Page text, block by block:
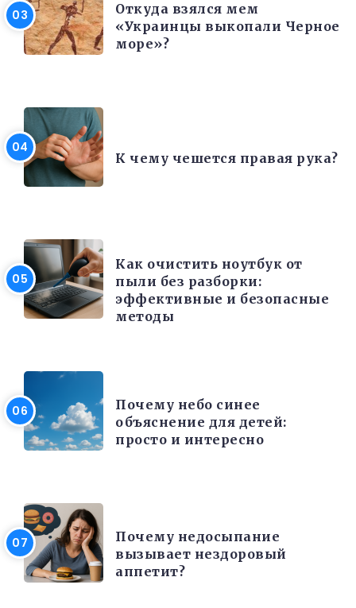
Откуда взялся мем
«Украинцы выкопали Черное
море»?
К чему чешется правая рука?
Как очистить ноутбук от
пыли без разборки:
эффективные и безопасные
методы
Почему небо синее
объяснение для детей:
просто и интересно
Почему недосыпание
вызывает нездоровый
аппетит?